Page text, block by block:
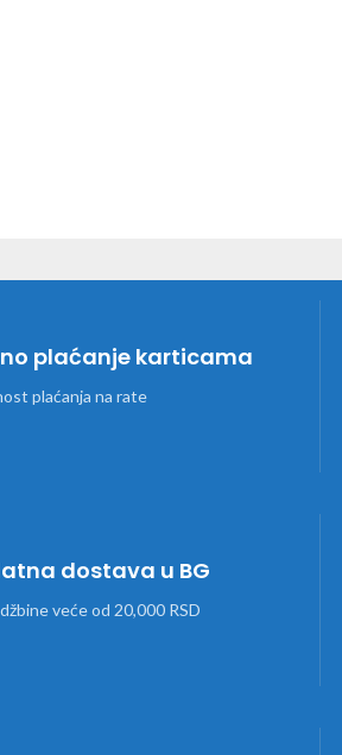
plaćanje karticama
plaćanja na rate
dostava u BG
veće od 20,000 RSD